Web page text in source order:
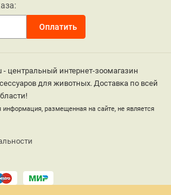
- центральный интернет-зоомагазин
для животных. Доставка по всей
размещенная на сайте, не является